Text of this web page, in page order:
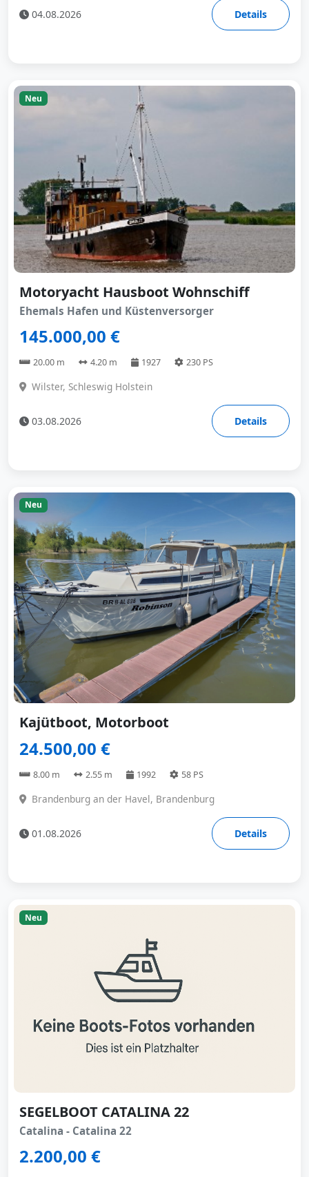
04.08.2026 Details
Neu
Motoryacht Hausboot Wohnschiff
Ehemals Hafen und Küstenversorger
145.000,00 €
20.00 m 4.20 m 1927 230 PS
Wilster, Schleswig Holstein
03.08.2026 Details
Neu
Kajütboot, Motorboot
24.500,00 €
8.00 m 2.55 m 1992 58 PS
Brandenburg an der Havel, Brandenburg
01.08.2026 Details
Neu
SEGELBOOT CATALINA 22
Catalina - Catalina 22
2.200,00 €